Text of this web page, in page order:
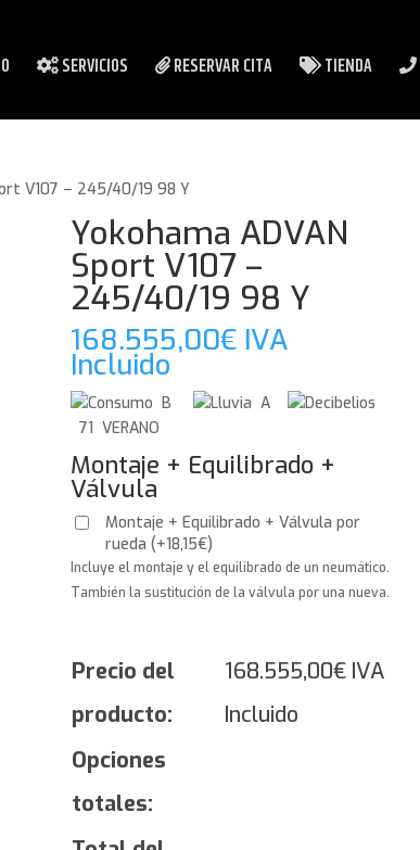
SERVICIOS RESERVAR CITA TIENDA
V107 – 245/40/19 98 Y
Yokohama ADVAN
Sport V107 –
245/40/19 98 Y
168.555,00€ IVA
Incluido
B
A
71 VERANO
Montaje + Equilibrado +
Válvula
Montaje + Equilibrado + Válvula por
rueda (+18,15€)
Incluye el montaje y el equilibrado de un neumático.
También la sustitución de la válvula por una nueva.
Precio del
producto:
168.555,00€ IVA
Incluido
Opciones
totales: